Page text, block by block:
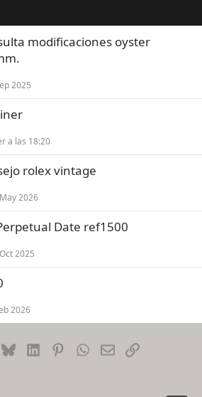
modificaciones oyster
2025
a las 18:20
rolex vintage
2026
Date ref1500
2025
2026
BlueskyLinkedInPinterestWhatsApp
EmailEnlace